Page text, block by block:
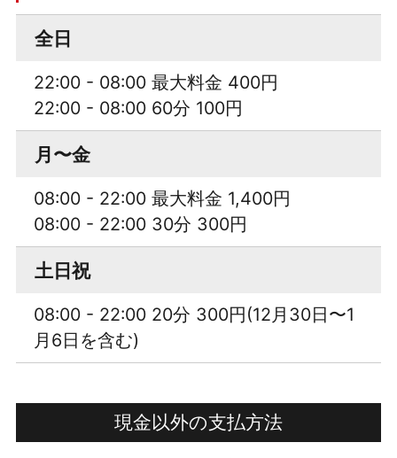
全日
22:00 - 08:00 最大料金 400円
22:00 - 08:00 60分 100円
月〜金
08:00 - 22:00 最大料金 1,400円
08:00 - 22:00 30分 300円
土日祝
08:00 - 22:00 20分 300円(12月30日〜1
月6日を含む)
現金以外の支払方法